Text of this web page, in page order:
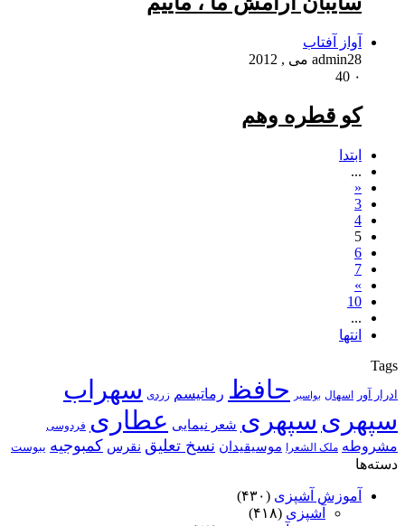
آواز آفتاب
admin28 می , 2012
۰
کو قطره وهم
ابتدا
...
«
3
4
5
6
7
»
10
...
انتها
Tags
ادرار آور اسهال بواسیر حافظ رماتیسم زردی سهراب
سپهری سپهری شعر نیمایی عطاری فردوسی
مشروطه ملک الشعرا موسیقیدان نسخ تعلیق نقرس کمبوجیه یبوست
دسته‌ها
آموزش آشپزی (۴۳۰)
آشپزی (۴۱۸)